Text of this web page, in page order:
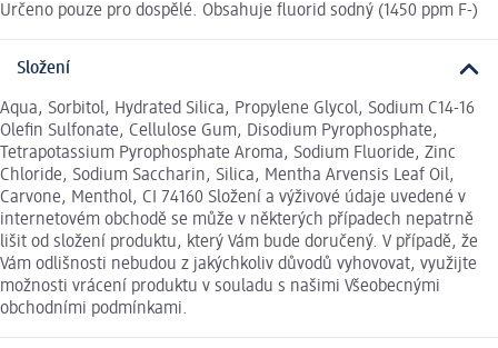
Určeno pouze pro dospělé. Obsahuje fluorid sodný (1450 ppm F-)
Složení
Aqua, Sorbitol, Hydrated Silica, Propylene Glycol, Sodium C14-16
Olefin Sulfonate, Cellulose Gum, Disodium Pyrophosphate,
Tetrapotassium Pyrophosphate Aroma, Sodium Fluoride, Zinc
Chloride, Sodium Saccharin, Silica, Mentha Arvensis Leaf Oil,
Carvone, Menthol, CI 74160 Složení a výživové údaje uvedené v
internetovém obchodě se může v některých případech nepatrně
lišit od složení produktu, který Vám bude doručený. V případě, že
Vám odlišnosti nebudou z jakýchkoliv důvodů vyhovovat, využijte
možnosti vrácení produktu v souladu s našimi Všeobecnými
obchodními podmínkami.